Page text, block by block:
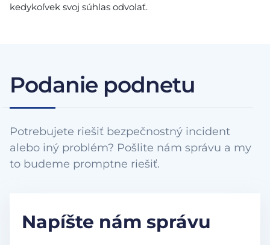
kedykoľvek svoj súhlas odvolať.
Podanie podnetu
Potrebujete riešiť bezpečnostný incident
alebo iný problém? Pošlite nám správu a my
to budeme promptne riešiť.
Napíšte nám správu